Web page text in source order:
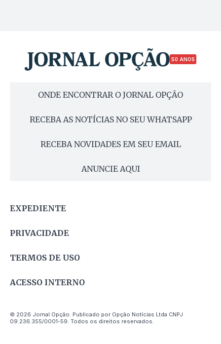
50 ANOS
ONDE ENCONTRAR O JORNAL OPÇÃO
RECEBA AS NOTÍCIAS NO SEU WHATSAPP
RECEBA NOVIDADES EM SEU EMAIL
ANUNCIE AQUI
EXPEDIENTE
PRIVACIDADE
TERMOS DE USO
ACESSO INTERNO
© 2026 Jornal Opção. Publicado por Opção Notícias Ltda CNPJ
09.236.355/0001-59. Todos os direitos reservados.